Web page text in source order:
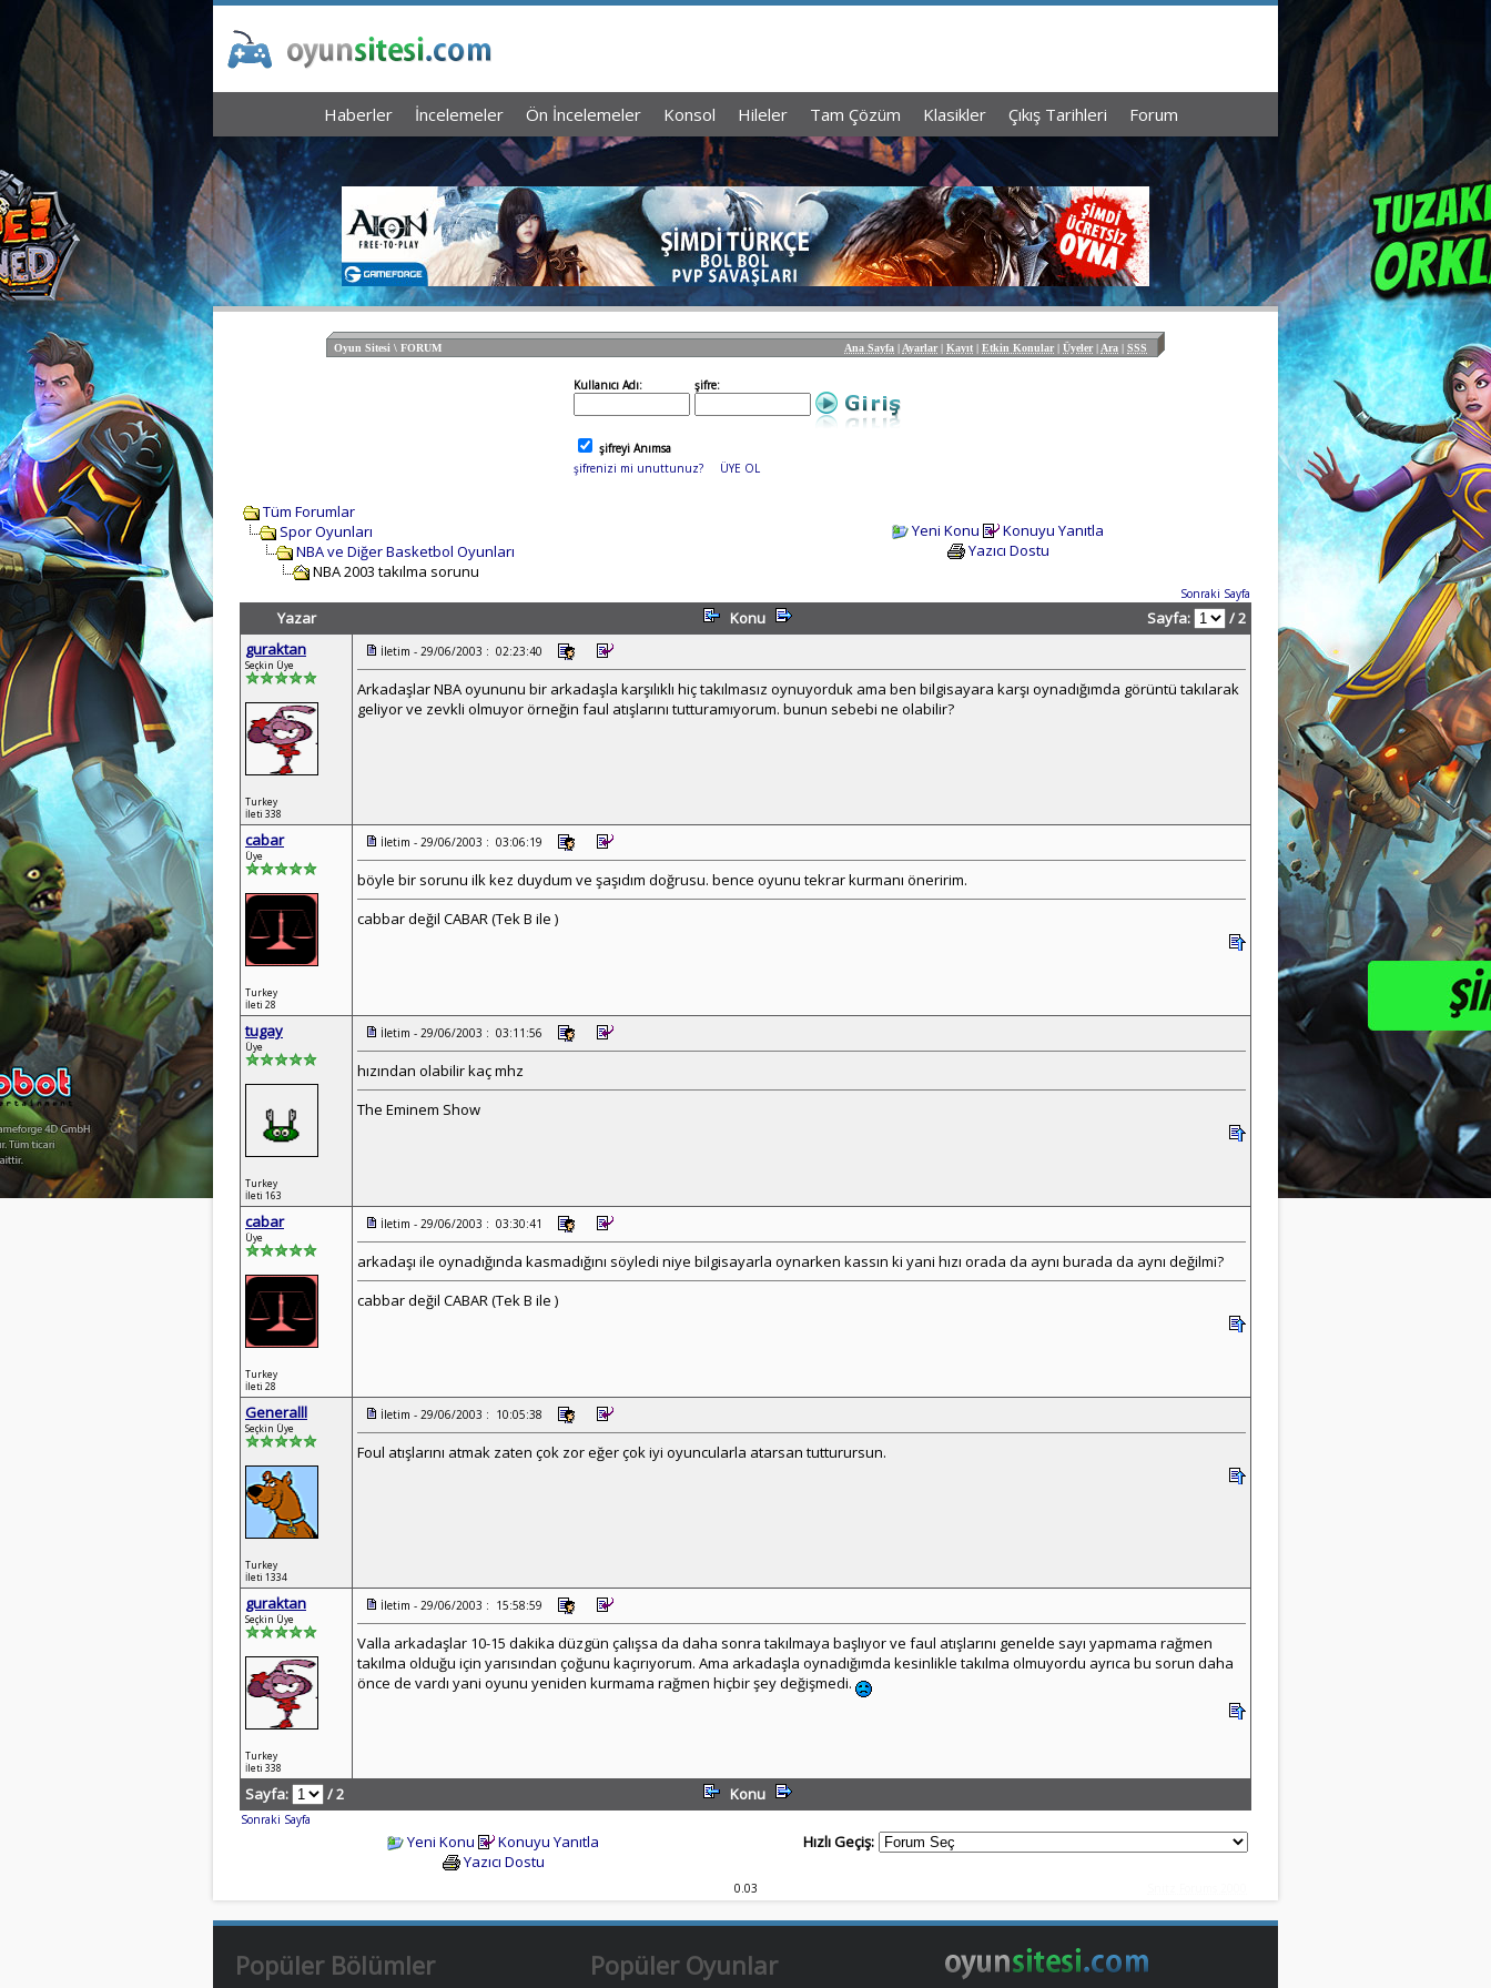
Haberler İncelemeler Ön İncelemeler Konsol Hileler Tam Çözüm Klasikler Çıkış Tarihleri Forum
Oyun Sitesi \ FORUM Ana Sayfa | Ayarlar | Kayıt | Etkin Konular | Üyeler | Ara | SSS
Kullanıcı Adı: şifre:
şifreyi Anımsa
şifrenizi mi unuttunuz?
ÜYE OL
Tüm Forumlar
Spor Oyunları
NBA ve Diğer Basketbol Oyunları
NBA 2003 takılma sorunu
Yeni Konu
Konuyu Yanıtla
Yazıcı Dostu
Sonraki Sayfa
Yazar Konu Sayfa:
/ 2
guraktan
Seçkin Üye
Turkey
İleti 338
İletim - 29/06/2003 : 02:23:40
Arkadaşlar NBA oyununu bir arkadaşla karşılıklı hiç takılmasız oynuyorduk ama ben bilgisayara karşı oynadığımda görüntü takılarak
geliyor ve zevkli olmuyor örneğin faul atışlarını tutturamıyorum. bunun sebebi ne olabilir?
cabar
Üye
Turkey
İleti 28
İletim - 29/06/2003 : 03:06:19
böyle bir sorunu ilk kez duydum ve şaşıdım doğrusu. bence oyunu tekrar kurmanı öneririm.
cabbar değil CABAR (Tek B ile )
tugay
Üye
Turkey
İleti 163
İletim - 29/06/2003 : 03:11:56
hızından olabilir kaç mhz
The Eminem Show
cabar
Üye
Turkey
İleti 28
İletim - 29/06/2003 : 03:30:41
arkadaşı ile oynadığında kasmadığını söyledi niye bilgisayarla oynarken kassın ki yani hızı orada da aynı burada da aynı değilmi?
cabbar değil CABAR (Tek B ile )
Generalll
Seçkin Üye
Turkey
İleti 1334
İletim - 29/06/2003 : 10:05:38
Foul atışlarını atmak zaten çok zor eğer çok iyi oyuncularla atarsan tutturursun.
guraktan
Seçkin Üye
Turkey
İleti 338
İletim - 29/06/2003 : 15:58:59
Valla arkadaşlar 10-15 dakika düzgün çalışsa da daha sonra takılmaya başlıyor ve faul atışlarını genelde sayı yapmama rağmen
takılma olduğu için yarısından çoğunu kaçırıyorum. Ama arkadaşla oynadığımda kesinlikle takılma olmuyordu ayrıca bu sorun daha
önce de vardı yani oyunu yeniden kurmama rağmen hiçbir şey değişmedi.
Sayfa: / 2 Konu
Sonraki Sayfa
Yeni Konu
Konuyu Yanıtla
Yazıcı Dostu
Hızlı Geçiş:
0.03
Popüler Bölümler Popüler Oyunlar